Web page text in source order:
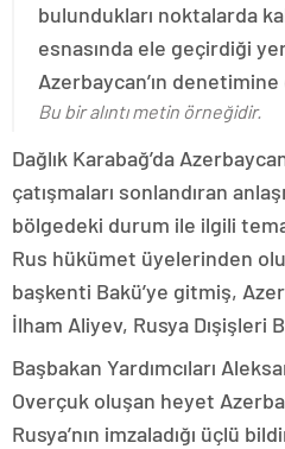
bulundukları noktalarda
esnasında ele geçirdiği
Azerbaycan’ın
Bu bir alıntı metin örneğidir.
Dağlık Karabağ’da
çatışmaları sonlandıran
bölgedeki durum ile ilgili
Rus hükümet üyelerinden
başkenti Bakü’ye gitmiş,
İlham Aliyev, Rusya Dışişleri
Başbakan Yardımcıları
Overçuk oluşan heyet
Rusya’nın imzaladığı üçlü